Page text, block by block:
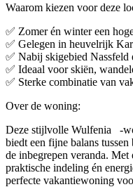
Waarom kiezen voor deze
✅ Zomer én winter een
✅ Gelegen in heuvelrijk
✅ Nabij skigebied Nassfeld
✅ Ideaal voor skiën,
✅ Sterke combinatie van
Over de woning:
Deze stijlvolle Wulfenia -
biedt een fijne balans
de inbegrepen veranda.
praktische indeling én
perfecte vakantiewoning